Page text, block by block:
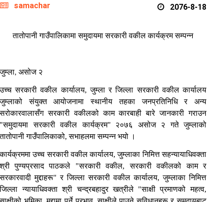
samachar 2076-8-18
तातोपानी गाउँपालिकामा समुदायमा सरकारी वकील कार्यक्रम सम्पन्न
जुम्ला, असोज २
उच्च सरकारी वकील कार्यालय, जुम्ला र जिल्ला सरकारी वकील कार्यालय
जुम्लाको संयुक्त आयोजनामा स्थानीय तहका जनप्रतिनिधि र अन्य
सरोकारवालासँग सरकारी वकीलको काम कारबाही बारे जानकारी गराउन
"समुदायमा सरकारी वकील कार्यक्रम"
२०७६ असोज २ गते जुम्लाको
तातोपानी गाउँपालिकाको, सभाहलमा सम्पन्न भयो ।
कार्यक्रममाउच्च सरकारी वकील कार्यालय, जुम्लाका निमित्त सहन्यायाधिवक्ता
श्री पुण्यप्रसाद पाठकले "सरकारी वकील, सरकारी वकीलको काम र
सरकारवादी मुद्दाहरू" र जिल्ला सरकारी वकील कार्यालय, जुम्लाका निमित्त
जिल्ला न्यायाधिवक्ता श्री चन्द्रबहादुर खत्रीले "साक्षी प्रमाणको महत्व,